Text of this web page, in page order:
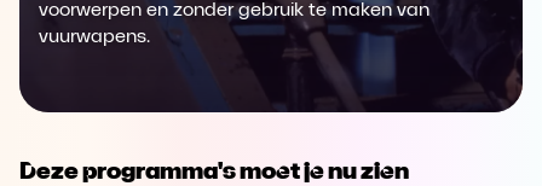
voorwerpen en zonder gebruik te maken van
vuurwapens.
Deze programma's moet je nu zien